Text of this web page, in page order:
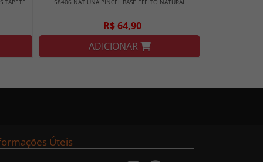
TAPETE 58406 NAT UNA PINCEL BASE EFEITO NATURAL
R$ 64,90
ADICIONAR
Úteis